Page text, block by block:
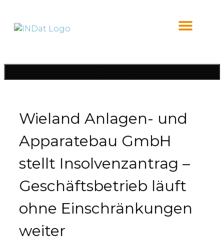
Wieland Anlagen- und
Apparatebau GmbH
stellt Insolvenzantrag –
Geschäftsbetrieb läuft
ohne Einschränkungen
weiter